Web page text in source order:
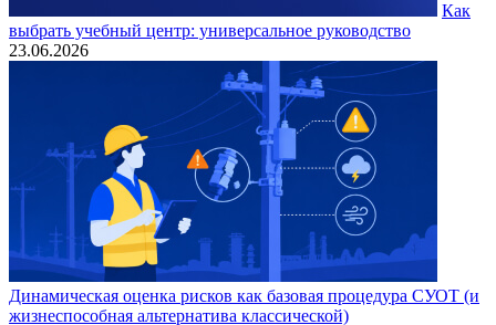
Как
выбрать учебный центр: универсальное руководство
23.06.2026
Динамическая оценка рисков как базовая процедура СУОТ (и
жизнеспособная альтернатива классической)